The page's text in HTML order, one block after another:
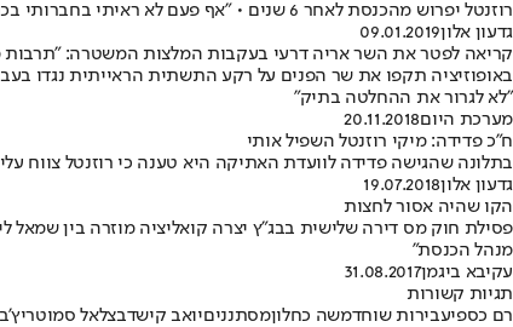
רוזנטל יפרוש מהכנסת לאחר 6 שנים • "אף פעם לא ראיתי בחברותי בכנסת מטרה. הפוליטיקה בעיני היא רק רק אמצעי"
גדעון אלון09.01.2019
קריאה לפטר את השר אריה דרעי בעקבות המלצות המשטרה:
באופוזיציה תקפו את שר הפנים על רקע התשתית הראייתית נגדו
"לא לגרור את ההחלטה בתיק"
מערכת היום20.11.2018
ח"כ פדידה: מיקי רוזנטל השפיל אותי
בתלונה שהגישה פדידה לוועדת האתיקה היא טענה כי רוזנטל צווח
גדעון אלון19.07.2018
הקו שהיה אסור לחצות
פסילת חוק מס דירה שלישית בבג"ץ יצרה קואליציה מוזרה בין
מנהל הכנסת"
עקיבא ביגמן31.08.2017
תגיות קשורות
רם כספיעבירות שוחדמשה כחלוןמסתנניםיואב קישדבצלאל סמוטריץ'